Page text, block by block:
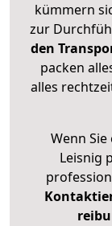
kümmern
zur
den
packen
alles
Wenn
Leisnig